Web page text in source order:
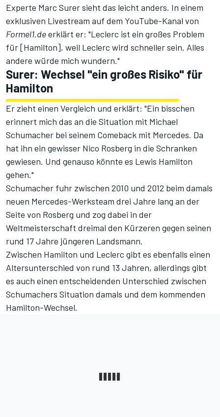
Experte Marc Surer sieht das leicht anders. In einem
exklusiven Livestream auf dem YouTube-Kanal von
Formel1.deerklärt er: "Leclerc ist ein großes Problem
für [Hamilton], weil Leclerc wird schneller sein. Alles
andere würde mich wundern."
Surer: Wechsel "ein großes Risiko" für
Hamilton
Er zieht einen Vergleich und erklärt: "Ein bisschen
erinnert mich das an die Situation mit Michael
Schumacher bei seinem Comeback mit Mercedes. Da
hat ihn ein gewisser Nico Rosberg in die Schranken
gewiesen. Und genauso könnte es Lewis Hamilton
gehen."
Schumacher fuhr zwischen 2010 und 2012 beim damals
neuen Mercedes-Werksteam drei Jahre lang an der
Seite von Rosberg und zog dabei in der
Weltmeisterschaft dreimal den Kürzeren gegen seinen
rund 17 Jahre jüngeren Landsmann.
Zwischen Hamilton und Leclerc gibt es ebenfalls einen
Altersunterschied von rund 13 Jahren, allerdings gibt
es auch einen entscheidenden Unterschied zwischen
Schumachers Situation damals und dem kommenden
Hamilton-Wechsel.